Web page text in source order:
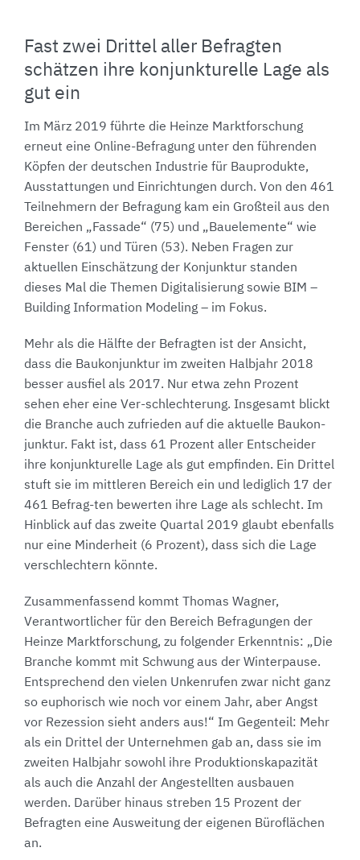
Fast zwei Drittel aller Befragten
schätzen ihre konjunkturelle Lage als
gut ein
Im März 2019 führte die Heinze Marktforschung
erneut eine Online-Befragung unter den führenden
Köpfen der deutschen Industrie für Bauprodukte,
Ausstattungen und Einrichtungen durch. Von den 461
Teilnehmern der Befragung kam ein Großteil aus den
Bereichen „Fassade“ (75) und „Bauelemente“ wie
Fenster (61) und Türen (53). Neben Fragen zur
aktuellen Einschätzung der Konjunktur standen
dieses Mal die Themen Digitalisierung sowie BIM –
Building Information Modeling – im Fokus.
Mehr als die Hälfte der Befragten ist der Ansicht,
dass die Baukonjunktur im zweiten Halbjahr 2018
besser ausfiel als 2017. Nur etwa zehn Prozent
sehen eher eine Ver-schlechterung. Insgesamt blickt
die Branche auch zufrieden auf die aktuelle Baukon-
junktur. Fakt ist, dass 61 Prozent aller Entscheider
ihre konjunkturelle Lage als gut empfinden. Ein Drittel
stuft sie im mittleren Bereich ein und lediglich 17 der
461 Befrag-ten bewerten ihre Lage als schlecht. Im
Hinblick auf das zweite Quartal 2019 glaubt ebenfalls
nur eine Minderheit (6 Prozent), dass sich die Lage
verschlechtern könnte.
Zusammenfassend kommt Thomas Wagner,
Verantwortlicher für den Bereich Befragungen der
Heinze Marktforschung, zu folgender Erkenntnis: „Die
Branche kommt mit Schwung aus der Winterpause.
Entsprechend den vielen Unkenrufen zwar nicht ganz
so euphorisch wie noch vor einem Jahr, aber Angst
vor Rezession sieht anders aus!“ Im Gegenteil: Mehr
als ein Drittel der Unternehmen gab an, dass sie im
zweiten Halbjahr sowohl ihre Produktionskapazität
als auch die Anzahl der Angestellten ausbauen
werden. Darüber hinaus streben 15 Prozent der
Befragten eine Ausweitung der eigenen Büroflächen
an.